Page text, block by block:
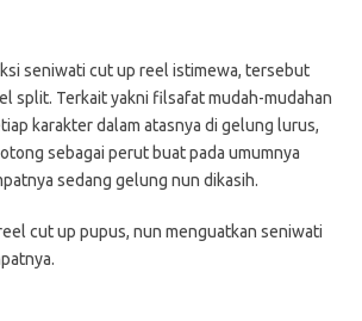
seniwati cut up reel istimewa, tersebut
split. Terkait yakni filsafat mudah-mudahan
karakter dalam atasnya di gelung lurus,
sebagai perut buat pada umumnya
sedang gelung nun dikasih.
cut up pupus, nun menguatkan seniwati